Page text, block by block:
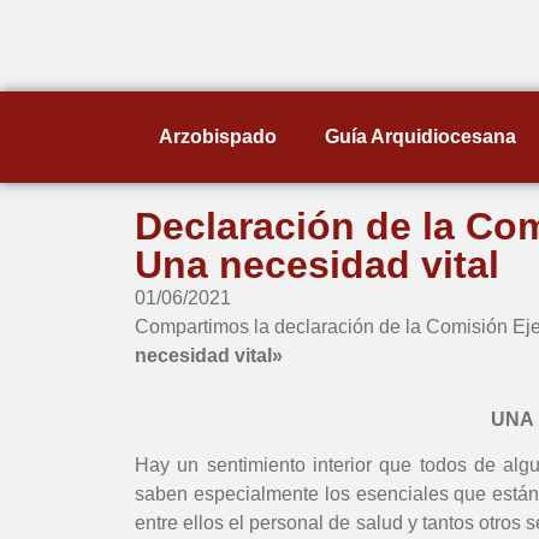
Arzobispado Guía Arquidiocesana
Declaración de la
Una necesidad vital
01/06/2021
Compartimos la declaración de la Comisión
necesidad vital»
UNA
Hay un sentimiento interior que todos de
saben especialmente los esenciales que
entre ellos el personal de salud y tantos otros